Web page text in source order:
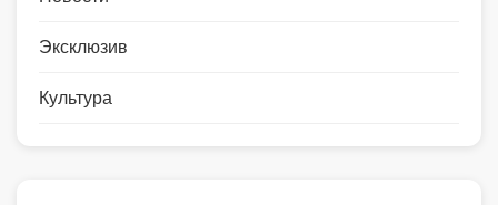
Эксклюзив
Культура